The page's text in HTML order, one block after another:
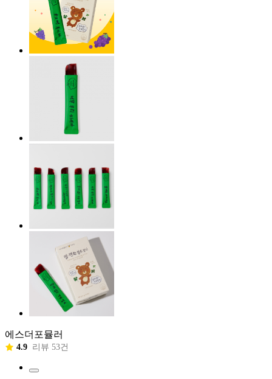
에스더포뮬러
4.9 리뷰 53건